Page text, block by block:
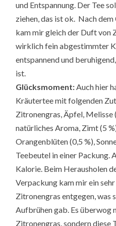
und Entspannung. Der Tee
ziehen, das ist ok. Nach
kam mir gleich der Duft von
wirklich fein abgestimmter
entspannend und
ist.
Glücksmoment:Auch hier
Kräutertee mit folgenden
Zitronengras, Äpfel,
natürliches Aroma, Zimt (5
Orangenblüten (0,5 %),
Teebeutel in einer Packung.
Kalorie. Beim Herausholen
Verpackung kam mir ein
Zitronengras entgegen, was
Aufbrühen gab. Es überwog
Zitronengras, sondern diese